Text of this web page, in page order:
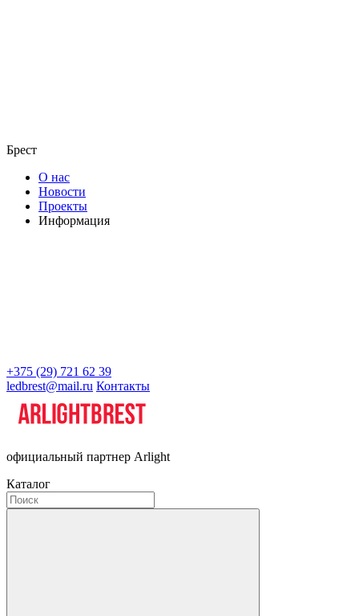
Брест
О нас
Новости
Проекты
Информация
+375 (29) 721 62 39
ledbrest@mail.ru Контакты
официальный партнер Arlight
Каталог